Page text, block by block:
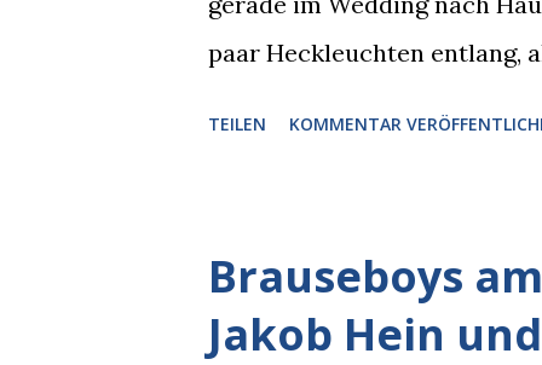
paar Heckleuchten entlang,
blickte die Krähe und ihn an,
gleichzeitig amüsiert.
TEILEN KOMMENTAR
Brauseboys
Jakob Hein